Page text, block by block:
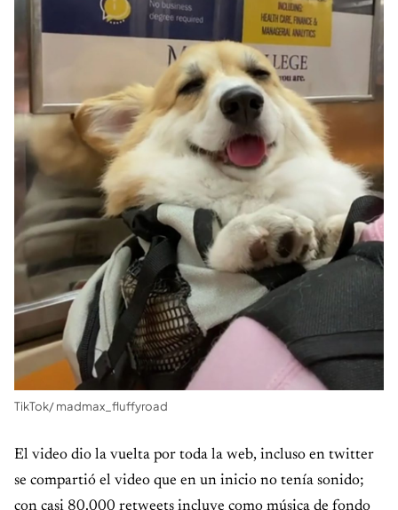
TikTok/ madmax_fluffyroad
El video dio la vuelta por toda la web, incluso en twitter
se compartió el video que en un inicio no tenía sonido;
con casi 80.000 retweets incluye como música de fondo